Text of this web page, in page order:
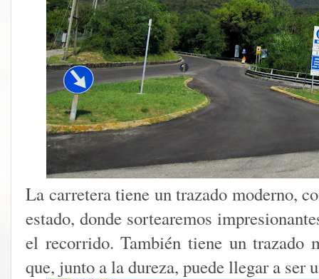
La carretera tiene un trazado moderno,
estado, donde sortearemos
el recorrido. También tiene un trazado
que, junto a la dureza, puede llegar a ser